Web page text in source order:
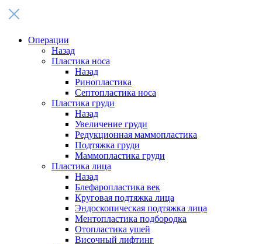
Операции
Назад
Пластика носа
Назад
Ринопластика
Септопластика носа
Пластика груди
Назад
Увеличение груди
Редукционная маммопластика
Подтяжка груди
Маммопластика груди
Пластика лица
Назад
Блефаропластика век
Круговая подтяжка лица
Эндоскопическая подтяжка лица
Ментопластика подбородка
Отопластика ушей
Височный лифтинг